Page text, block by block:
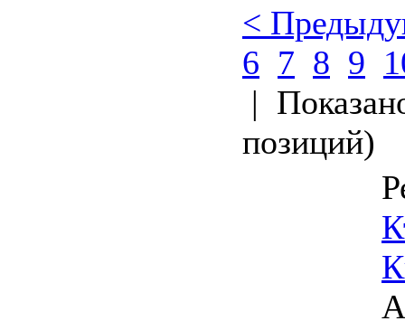
<
6 7 8 9
|
позиций)